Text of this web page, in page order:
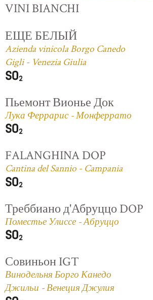
VINI BIANCHI
ЕЩЕ БЕЛЫЙ
Azienda vinicola Borgo Canedo
Gigli - Venezia Giulia
Пьемонт Вионье Док
Лука Феррарис - Монферрато
FALANGHINA DOP
Cantina del Sannio - Campania
Треббиано д'Абруццо DOP
Поместье Улиссе - Абруццо
Совиньон IGT
Винодельня Борго Канедо
Джильи - Венеция Джулия